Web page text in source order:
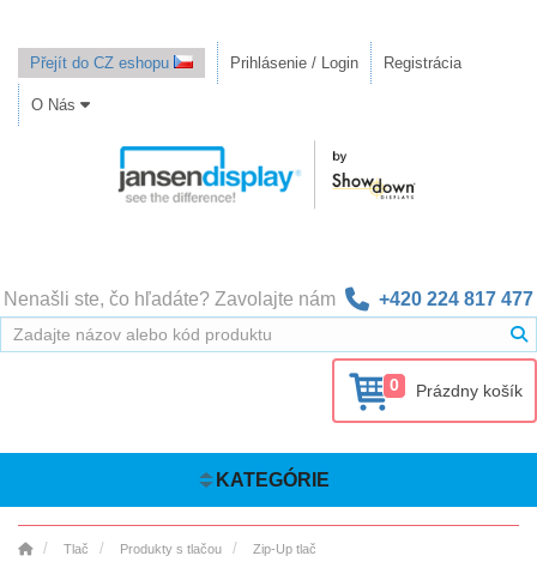
Přejít do CZ eshopu Prihlásenie / Login Registrácia
O Nás
Nenašli ste, čo hľadáte? Zavolajte nám +420 224 817 477
0 Prázdny košík
KATEGÓRIE
Tlač Produkty s tlačou Zip-Up tlač